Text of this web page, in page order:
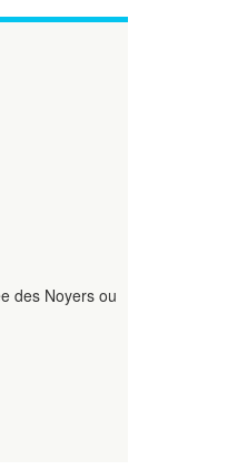
des Noyers ou